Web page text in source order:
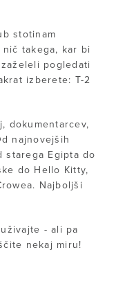
stotinam
takega, kar bi
pogledati
izberete: T-2
dokumentarcev,
najnovejših
starega Egipta do
do Hello Kitty,
Najboljši
- ali pa
nekaj miru!